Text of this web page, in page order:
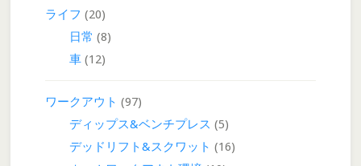
ライフ (20)
日常 (8)
車(12)
ワークアウト (97)
ディップス&ベンチプレス (5)
デッドリフト&スクワット (16)